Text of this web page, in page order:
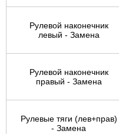
Рулевой наконечник
левый - Замена
Рулевой наконечник
правый - Замена
Рулевые тяги (лев+прав)
- Замена